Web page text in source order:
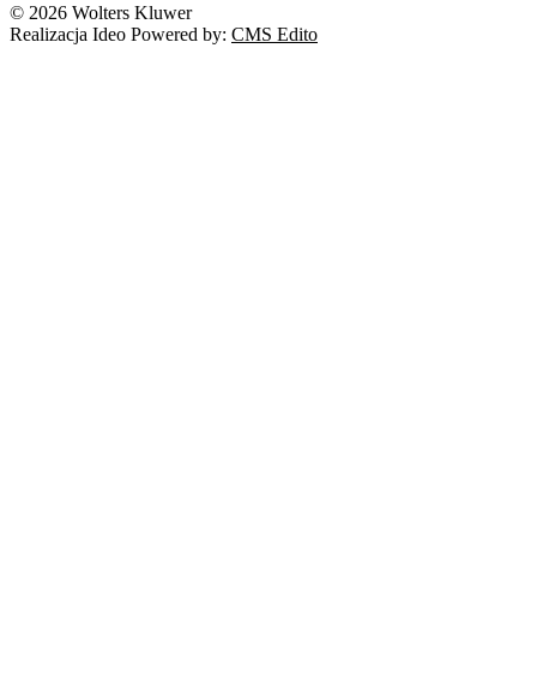
© 2026 Wolters Kluwer
Realizacja Ideo Powered by: CMS Edito